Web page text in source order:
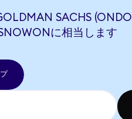
SACHS (ONDO
に相当します